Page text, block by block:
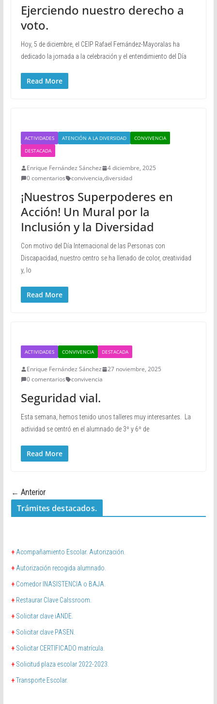
Ejerciendo nuestro derecho a
voto.
Hoy, 5 de diciembre, el CEIP Rafael Fernández-Mayoralas ha
dedicado la jornada a la celebración y el entendimiento del Día
Read More
ACTIVIDADES ATENCIÓN A LA DIVERSIDAD
CONVIVENCIA
DESTACADA
Enrique Fernández Sánchez
4 diciembre, 2025
0 comentarios
convivencia,diversidad
¡Nuestros Superpoderes en
Acción! Un Mural por la
Inclusión y la Diversidad
Con motivo del Día Internacional de las Personas con
Discapacidad, nuestro centro se ha llenado de color, creatividad
y, lo
Read More
ACTIVIDADES CONVIVENCIA DESTACADA
Enrique Fernández Sánchez
27 noviembre, 2025
0 comentarios
convivencia
Seguridad vial.
Esta semana, hemos tenido unos talleres muy interesantes. La
actividad se centró en el alumnado de 3º y 6º de
Read More
← Anterior
Trámites destacados.
+ Acompañamiento Escolar. Autorización.
+ Autorización recogida alumnado.
+ Comedor INASISTENCIA o BAJA.
+ Restaurar Clave Calssroom.
+ Solicitar clave iANDE.
+ Solicitar clave PASEN.
+ Solicitar CERTIFICADO matrícula.
+ Solicitud plaza escolar 2022-2023.
+Transporte Escolar.